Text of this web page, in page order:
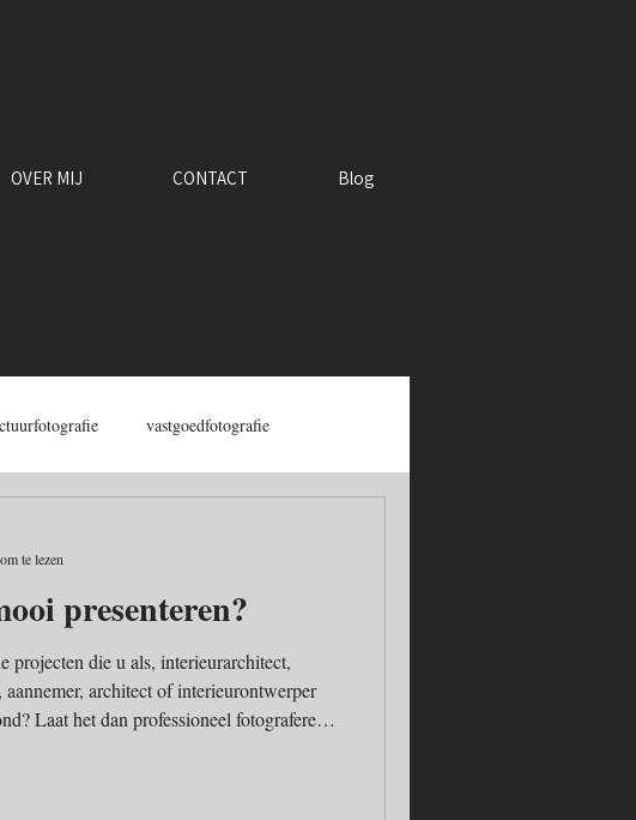
OVER MIJ CONTACT Blog
vastgoedfotografie
presenteren?
projecten die u als, interieurarchitect,
architect of interieurontwerper
Laat het dan professioneel fotograferen.
te lezen